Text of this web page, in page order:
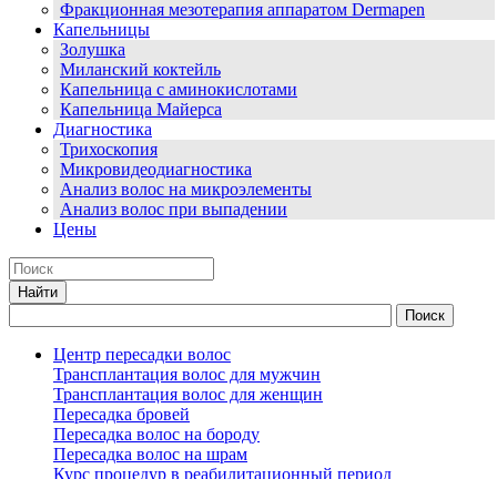
Фракционная мезотерапия аппаратом Dermapen
Капельницы
Золушка
Миланский коктейль
Капельница с аминокислотами
Капельница Майерса
Диагностика
Трихоскопия
Микровидеодиагностика
Анализ волос на микроэлементы
Анализ волос при выпадении
Цены
Центр пересадки волос
Трансплантация волос для мужчин
Трансплантация волос для женщин
Пересадка бровей
Пересадка волос на бороду
Пересадка волос на шрам
Курс процедур в реабилитационный период